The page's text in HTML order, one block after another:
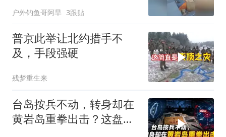
户外钓鱼哥阿旱 3跟贴
普京此举让北约措手不
及，手段强硬
残梦重生来
台岛按兵不动，转身却在
黄岩岛重拳出击？这盘大